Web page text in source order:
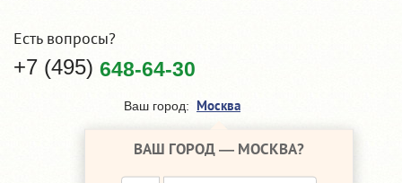
Есть вопросы?
+7 (495) 648-64-30
Ваш город: Москва
ВАШ ГОРОД — МОСКВА?